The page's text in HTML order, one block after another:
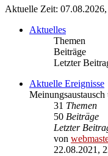
Aktuelle Zeit:
Aktuelles
Themen
Beiträge
Letzter
Aktuelle Ereignisse
31 Themen
50 Beiträge
Letzter
von
22.08.2021,